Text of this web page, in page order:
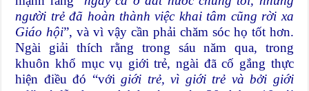
người trẻ đã hoàn thành việc khai tâm cũng rời xa
Giáo hội”, và vì vậy cần phải chăm sóc họ tốt hơn.
Ngài giải thích rằng trong sáu năm qua, trong
khuôn khổ mục vụ giới trẻ, ngài đã cố gắng thực
hiện điều đó “vớigiới trẻ, vì giới trẻ và bởi giới